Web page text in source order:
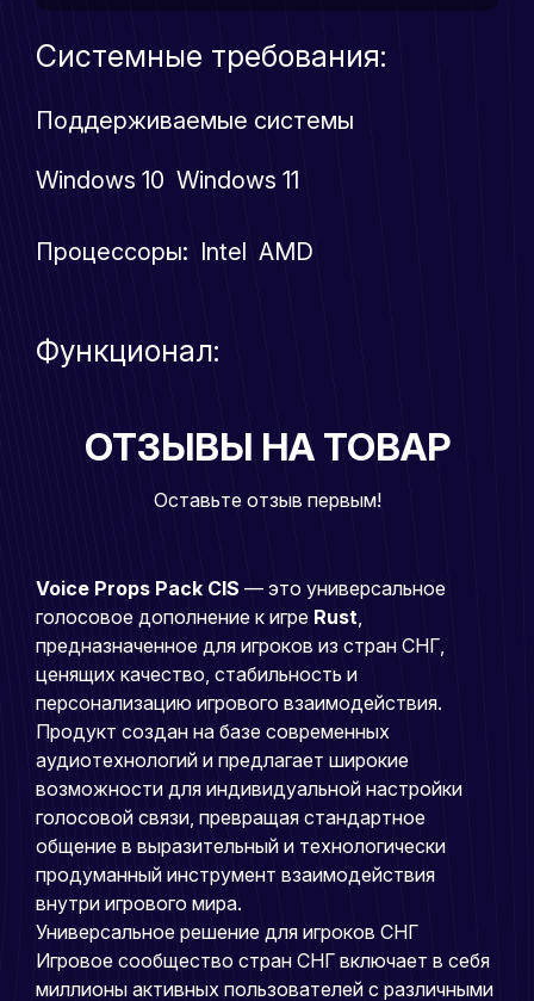
Системные требования:
Поддерживаемые системы
Windows 10 Windows 11
Процессоры: Intel AMD
Функционал:
ОТЗЫВЫ НА ТОВАР
Оставьте отзыв первым!
Voice Props Pack CIS — это универсальное
голосовое дополнение к игре Rust
предназначенное для игроков из стран СНГ,
ценящих качество, стабильность и
персонализацию игрового взаимодействия.
Продукт создан на базе современных
аудиотехнологий и предлагает широкие
возможности для индивидуальной настройки
голосовой связи, превращая стандартное
общение в выразительный и технологически
продуманный инструмент взаимодействия
внутри игрового мира.
Универсальное решение для игроков СНГ
Игровое сообщество стран СНГ включает в себя
миллионы активных пользователей с различными